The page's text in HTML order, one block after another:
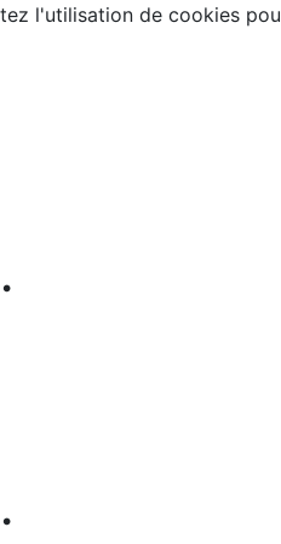
l'utilisation de cookies